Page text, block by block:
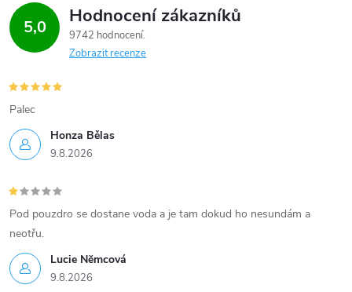
5,0 Hodnocení zákazníků
9742 hodnocení
Zobrazit recenze
Honza Bělas
9.8.2026
Palec
Lucie Nĕmcová
9.8.2026
Pod pouzdro se dostane voda a je tam dokud ho nesundám a
neotřu.